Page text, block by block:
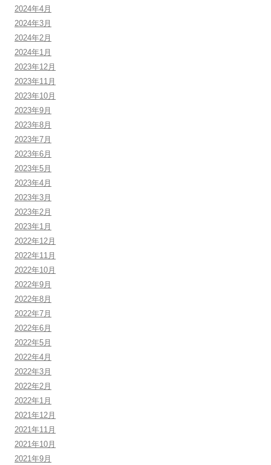
2024年4月
2024年3月
2024年2月
2024年1月
2023年12月
2023年11月
2023年10月
2023年9月
2023年8月
2023年7月
2023年6月
2023年5月
2023年4月
2023年3月
2023年2月
2023年1月
2022年12月
2022年11月
2022年10月
2022年9月
2022年8月
2022年7月
2022年6月
2022年5月
2022年4月
2022年3月
2022年2月
2022年1月
2021年12月
2021年11月
2021年10月
2021年9月